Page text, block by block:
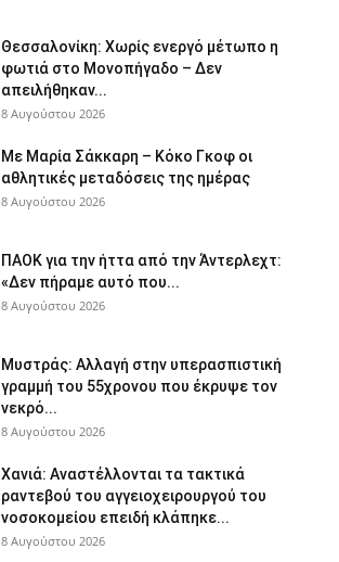
Θεσσαλονίκη: Χωρίς ενεργό μέτωπο η
φωτιά στο Μονοπήγαδο – Δεν
απειλήθηκαν...
8 Αυγούστου 2026
Με Μαρία Σάκκαρη – Κόκο Γκοφ οι
αθλητικές μεταδόσεις της ημέρας
8 Αυγούστου 2026
ΠΑΟΚ για την ήττα από την Άντερλεχτ:
«Δεν πήραμε αυτό που...
8 Αυγούστου 2026
Μυστράς: Αλλαγή στην υπερασπιστική
γραμμή του 55χρονου που έκρυψε τον
νεκρό...
8 Αυγούστου 2026
Χανιά: Aναστέλλονται τα τακτικά
ραντεβού του αγγειοχειρουργού του
νοσοκομείου επειδή κλάπηκε...
8 Αυγούστου 2026